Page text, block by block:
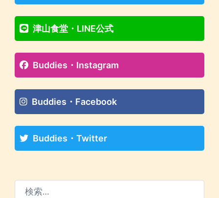
津山食堂・LINE公式
Buddies・Instagram
Buddies・Facebook
Buddies・Twitter